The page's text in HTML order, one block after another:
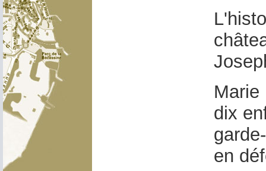
Marie
dix
en